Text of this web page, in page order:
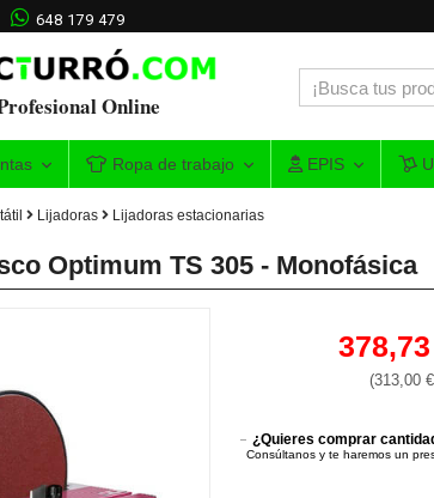
648 179 479
Online
Ropa de trabajo EPIS
Lijadoras Lijadoras estacionarias
Optimum TS 305 - Monofásica
(313,00 €
¿Quieres comprar
Consúltanos y te haremos un